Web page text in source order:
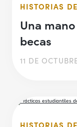
HISTORIAS
Una
becas
11 DE
HISTORIAS